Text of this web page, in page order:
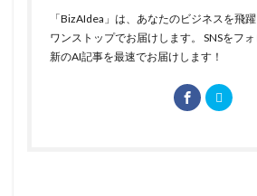
「BizAIdea」は、あなたのビジネスを飛
ワンストップでお届けします。 SNSをフ
新のAI記事を最速でお届けします！